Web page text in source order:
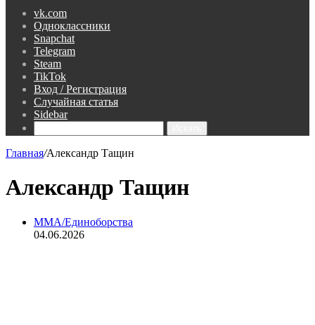
vk.com
Одноклассники
Snapchat
Telegram
Steam
TikTok
Вход / Регистрация
Случайная статья
Sidebar
Главная/Александр Тащин
Александр Тащин
MMA/Единоборства
04.06.2026